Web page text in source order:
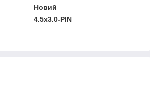
Новий
4.5х3.0-PIN